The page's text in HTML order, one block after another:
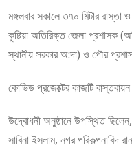
মঙ্গলবার সকালে ৩৭০ মিটার রাস্তা
কুষ্টিয়া অতিরিক্ত জেলা প্রশাসক
স্থানীয় সরকার অ:দা) ও পৌর
কোভিড প্রজেক্টের কাজটি
উদ্বোধনী অনুষ্ঠানে উপস্থিত
সাবিনা ইসলাম, নগর